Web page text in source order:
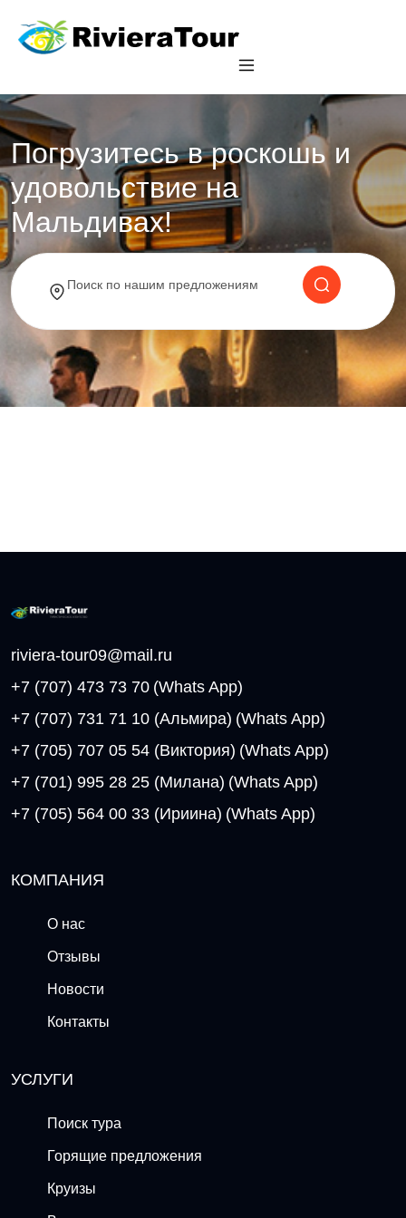
Погрузитесь в роскошь и
удовольствие на
Мальдивах!
riviera-tour09@mail.ru
+7 (707) 473 73 70 (Whats App)
+7 (707) 731 71 10 (Альмира) (Whats App)
+7 (705) 707 05 54 (Виктория) (Whats App)
+7 (701) 995 28 25 (Милана) (Whats App)
+7 (705) 564 00 33 (Ириина) (Whats App)
КОМПАНИЯ
О нас
Отзывы
Новости
Контакты
УСЛУГИ
Поиск тура
Горящие предложения
Круизы